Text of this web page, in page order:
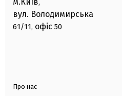
,
вул. Володимирська
61/11, офіс 50
Про нас